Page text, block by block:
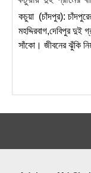
কচুয়া (চাঁদপুর):
মহদ্দিরবাগ,দেবিপুর দুই
সাঁকো। জীবনের ঝুঁকি